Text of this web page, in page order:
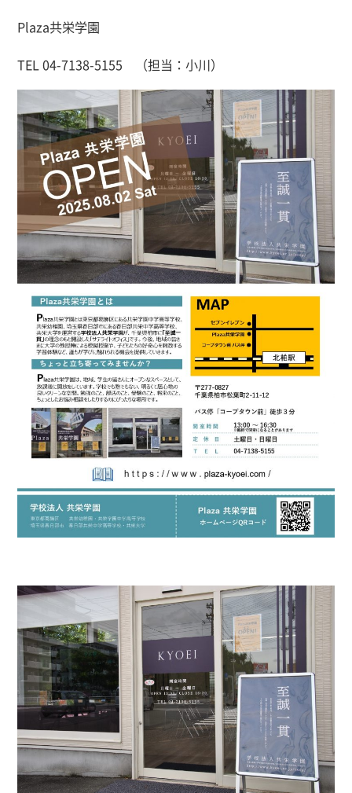
Plaza共栄学園
TEL 04-7138-5155 （担当：小川）